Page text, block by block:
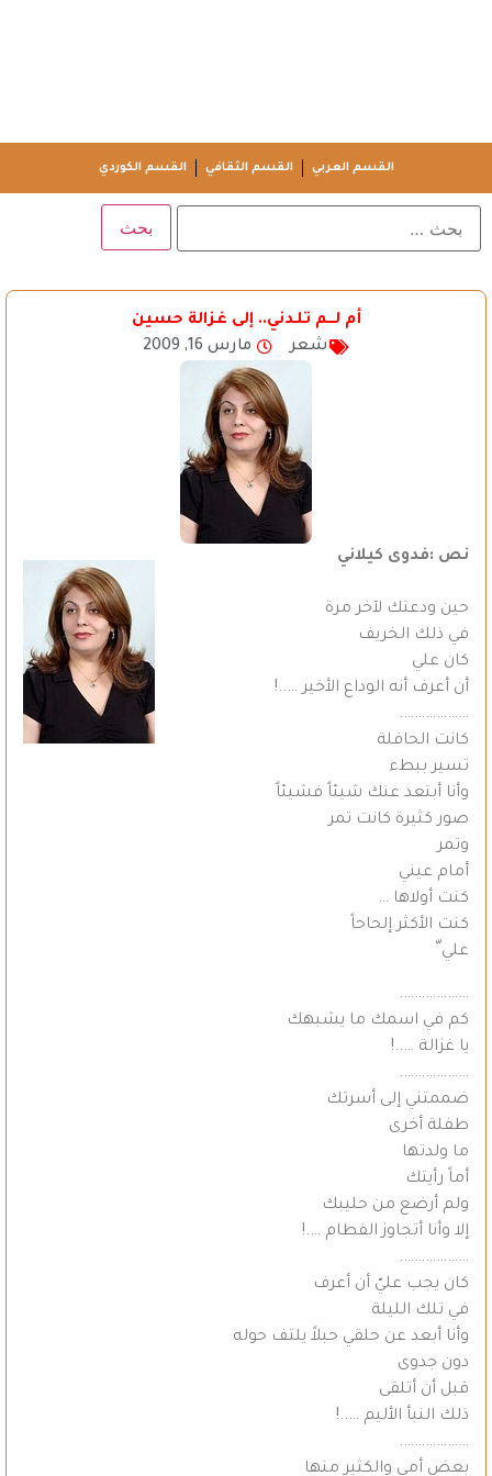
القسم العربي القسم الثقافي القسم الكوردي
أم لـــم تلـدني.. إلى غزالة حسين
شعر
مارس 16, 2009
نص :فدوى كيلاني
حين ودعتك لآخر مرة
في ذلك الخريف
كان علي
أن أعرف أنه الوداع الأخير …..!
……………….
كانت الحافلة
تسير ببطء
وأنا أبتعد عنك شيئاً فشيئاً
صور كثيرة كانت تمر
وتمر
أمام عيني
كنت أولاها …
كنت الأكثر إلحاحاً
علي ّ
……………….
كم في اسمك ما يشبهك
يا غزالة …..!
……………….
ضممتني إلى أسرتك
طفلة أخرى
ما ولدتها
أماً رأيتك
ولم أرضع من حليبك
إلا وأنا أتجاوز الفطام ….!
……………….
كان يجب عليّ أن أعرف
في تلك الليلة
وأنا أبعد عن حلقي حبلاً يلتف حوله
دون جدوى
قبل أن أتلقى
ذلك النبأ الأليم …..!
……………….
بعض أمي والكثير منها